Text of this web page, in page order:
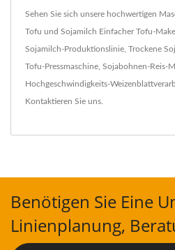
Sehen Sie sich unsere hochwertigen
Tofu und Sojamilch Einfacher Tofu-
Sojamilch-Produktionslinie Trockene
Tofu-Pressmaschine Sojabohnen-Reis-
Hochgeschwindigkeits-
Kontaktieren Sie uns
Benötigen Sie Eine
Linienplanung,